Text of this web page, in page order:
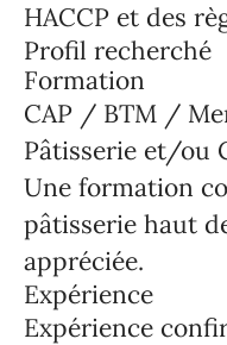
HACCP et des
Profil recherché
Formation
CAP / BTM /
Pâtisserie et/ou
Une formation
pâtisserie haut
appréciée.
Expérience
Expérience